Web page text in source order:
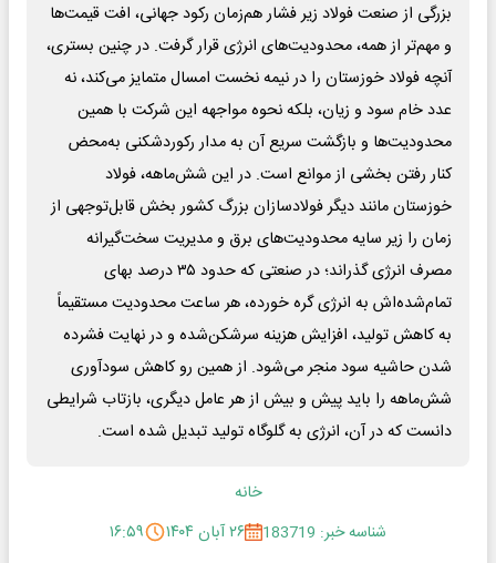
بزرگی از صنعت فولاد زیر فشار هم‌زمان رکود جهانی، افت قیمت‌ها
و مهم‌تر از همه، محدودیت‌های انرژی قرار گرفت. در چنین بستری،
آنچه فولاد خوزستان را در نیمه نخست امسال متمایز می‌کند، نه
عدد خام سود و زیان، بلکه نحوه مواجهه این شرکت با همین
محدودیت‌ها و بازگشت سریع آن به مدار رکوردشکنی به‌محض
کنار رفتن بخشی از موانع است. در این شش‌ماهه، فولاد
خوزستان مانند دیگر فولادسازان بزرگ کشور بخش قابل‌توجهی از
زمان را زیر سایه محدودیت‌های برق و مدیریت سخت‌گیرانه
مصرف انرژی گذراند؛ در صنعتی که حدود ۳۵ درصد بهای
تمام‌شده‌اش به انرژی گره خورده، هر ساعت محدودیت مستقیماً
به کاهش تولید، افزایش هزینه سرشکن‌شده و در نهایت فشرده
شدن حاشیه سود منجر می‌شود. از همین رو کاهش سودآوری
شش‌ماهه را باید پیش و بیش از هر عامل دیگری، بازتاب شرایطی
دانست که در آن، انرژی به گلوگاه تولید تبدیل شده است.
خانه
شناسه خبر: 183719
۲۶ آبان ۱۴۰۴ ۱۶:۵۹